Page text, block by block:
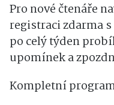
Pro nové čtenáře
registraci zdarma
po celý týden
upomínek a
Kompletní